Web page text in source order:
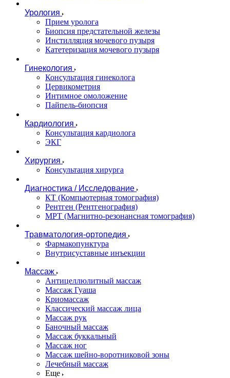
Урология
Прием уролога
Биопсия предстательной железы
Инстилляция мочевого пузыря
Катетеризация мочевого пузыря
Гинекология
Консультация гинеколога
Цервикометрия
Интимное омоложение
Пайпель-биопсия
Кардиология
Консультация кардиолога
ЭКГ
Хирургия
Консультация хирурга
Диагностика / Исследование
КТ (Компьютерная томография)
Рентген (Рентгенография)
МРТ (Магнитно-резонансная томография)
Травматология-ортопедия
Фармакопунктура
Внутрисуставные инъекции
Массаж
Антицеллюлитный массаж
Массаж Гуаша
Криомассаж
Классический массаж лица
Массаж рук
Баночный массаж
Массаж буккальный
Массаж ног
Массаж шейно-воротниковой зоны
Лечебный массаж
Еще